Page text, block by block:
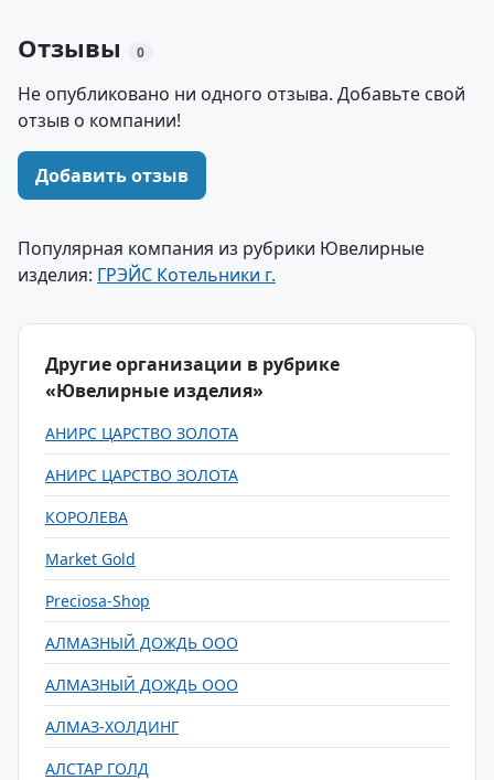
Отзывы 0
Не опубликовано ни одного отзыва. Добавьте свой
отзыв о компании!
Добавить отзыв
Популярная компания из рубрики Ювелирные
изделия: ГРЭЙС Котельники г.
Другие организации в рубрике
«Ювелирные изделия»
АНИРС ЦАРСТВО ЗОЛОТА
АНИРС ЦАРСТВО ЗОЛОТА
КОРОЛЕВА
Market Gold
Preciosa-Shop
АЛМАЗНЫЙ ДОЖДЬ ООО
АЛМАЗНЫЙ ДОЖДЬ ООО
АЛМАЗ-ХОЛДИНГ
АЛСТАР ГОЛД